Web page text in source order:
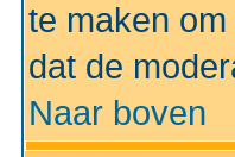
te maken
dat de
Naar boven